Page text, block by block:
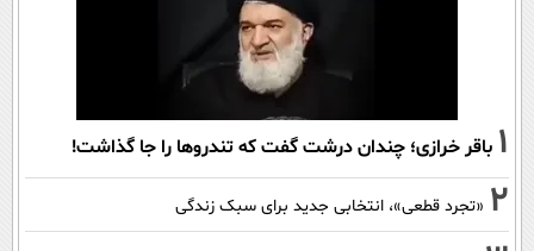
1 باقر خرازی؛ چندان درشت گفت که تندروها را جا گذاشت!
2 «تجرد قطعی»، انتخابی جدید برای سبک زندگی